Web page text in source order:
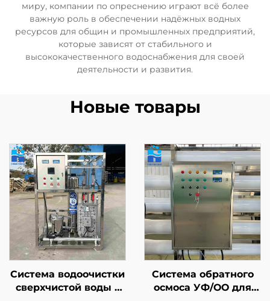
миру, компании по опреснению играют всё более
важную роль в обеспечении надёжных водных
ресурсов для общин и промышленных предприятий,
которые зависят от стабильного и
высококачественного водоснабжения для своей
деятельности и развития.
Новые товары
Система водоочистки
сверхчистой воды с
Система обратного
осмоса УФ/ОО для